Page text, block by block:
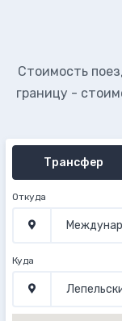
Стоимость
границу -
Трансфер
Откуда
Куда